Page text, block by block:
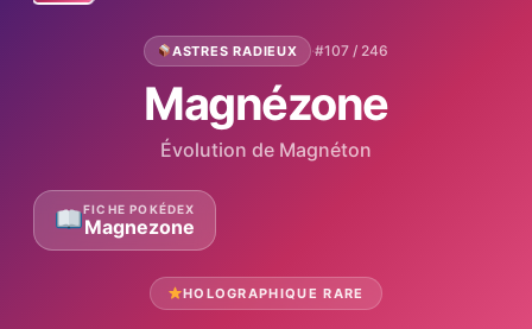
ASTRES RADIEUX ·#107 / 246
Magnézone
Évolution de Magnéton
FICHE POKÉDEX
Magnezone
HOLOGRAPHIQUE RARE